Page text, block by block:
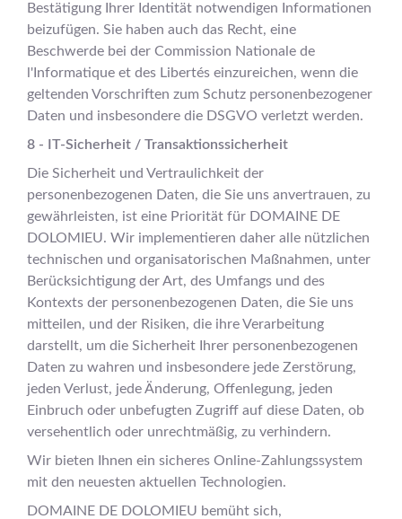
Bestätigung Ihrer Identität notwendigen Informationen
beizufügen. Sie haben auch das Recht, eine
Beschwerde bei der Commission Nationale de
l'Informatique et des Libertés einzureichen, wenn die
geltenden Vorschriften zum Schutz personenbezogener
Daten und insbesondere die DSGVO verletzt werden.
8 - IT-Sicherheit / Transaktionssicherheit
Die Sicherheit und Vertraulichkeit der
personenbezogenen Daten, die Sie uns anvertrauen, zu
gewährleisten, ist eine Priorität für DOMAINE DE
DOLOMIEU. Wir implementieren daher alle nützlichen
technischen und organisatorischen Maßnahmen, unter
Berücksichtigung der Art, des Umfangs und des
Kontexts der personenbezogenen Daten, die Sie uns
mitteilen, und der Risiken, die ihre Verarbeitung
darstellt, um die Sicherheit Ihrer personenbezogenen
Daten zu wahren und insbesondere jede Zerstörung,
jeden Verlust, jede Änderung, Offenlegung, jeden
Einbruch oder unbefugten Zugriff auf diese Daten, ob
versehentlich oder unrechtmäßig, zu verhindern.
Wir bieten Ihnen ein sicheres Online-Zahlungssystem
mit den neuesten aktuellen Technologien.
DOMAINE DE DOLOMIEU bemüht sich,